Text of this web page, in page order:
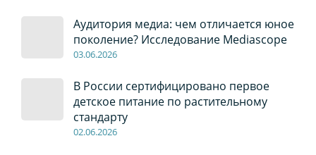
Аудитория медиа: чем отличается юное
поколение? Исследование Mediascope
03.06.2026
В России сертифицировано первое
детское питание по растительному
стандарту
02.06.2026